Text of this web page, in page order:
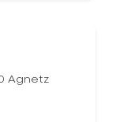
Agnetz